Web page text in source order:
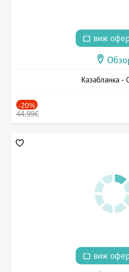
виж
Казабланка -
-20%
44.99€
виж